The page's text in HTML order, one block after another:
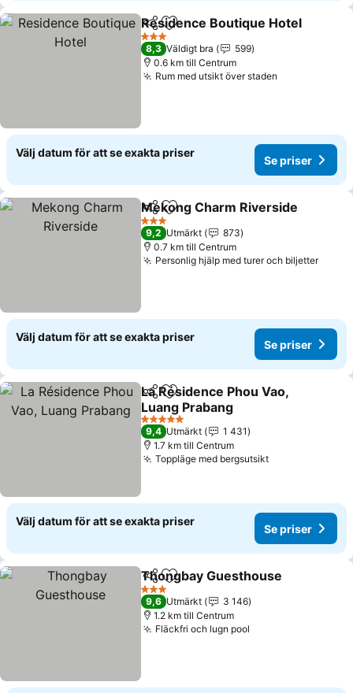
Dela Lägg till i Mina Favoriter
Residence Boutique Hotel
3 Stjärnor
8,3 Väldigt bra
599
0.6 km till Centrum
Rum med utsikt över staden
Välj datum för att se exakta priser
Se priser
Dela Lägg till i Mina Favoriter
Mekong Charm Riverside
3 Stjärnor
9,2 Utmärkt
873
0.7 km till Centrum
Personlig hjälp med turer och biljetter
Välj datum för att se exakta priser
Se priser
Dela Lägg till i Mina Favoriter
La Résidence Phou Vao,
Luang Prabang
5 Stjärnor
9,4 Utmärkt
1 431
1.7 km till Centrum
Toppläge med bergsutsikt
Välj datum för att se exakta priser
Se priser
Dela Lägg till i Mina Favoriter
Thongbay Guesthouse
3 Stjärnor
9,6 Utmärkt
3 146
1.2 km till Centrum
Fläckfri och lugn pool